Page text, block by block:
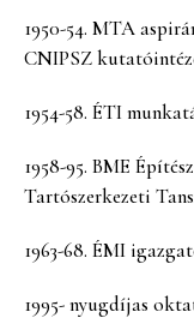
1950-54. MTA
CNIPSZ
1954-58. ÉTI
1958-95. BME
Tartószerkezeti
1963-68. ÉMI
1995- nyugdíjas